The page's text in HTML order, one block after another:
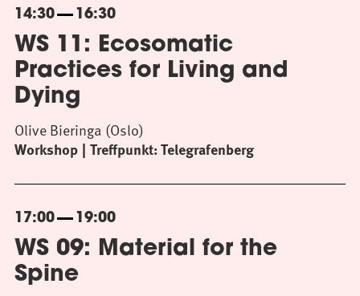
14:30 16:30
WS 11: Ecosomatic
Practices for Living and
Dying
Workshop Treffpunkt: Telegrafenberg
Olive Bieringa (Oslo)
17:00 19:00
WS 09: Material for the
Spine